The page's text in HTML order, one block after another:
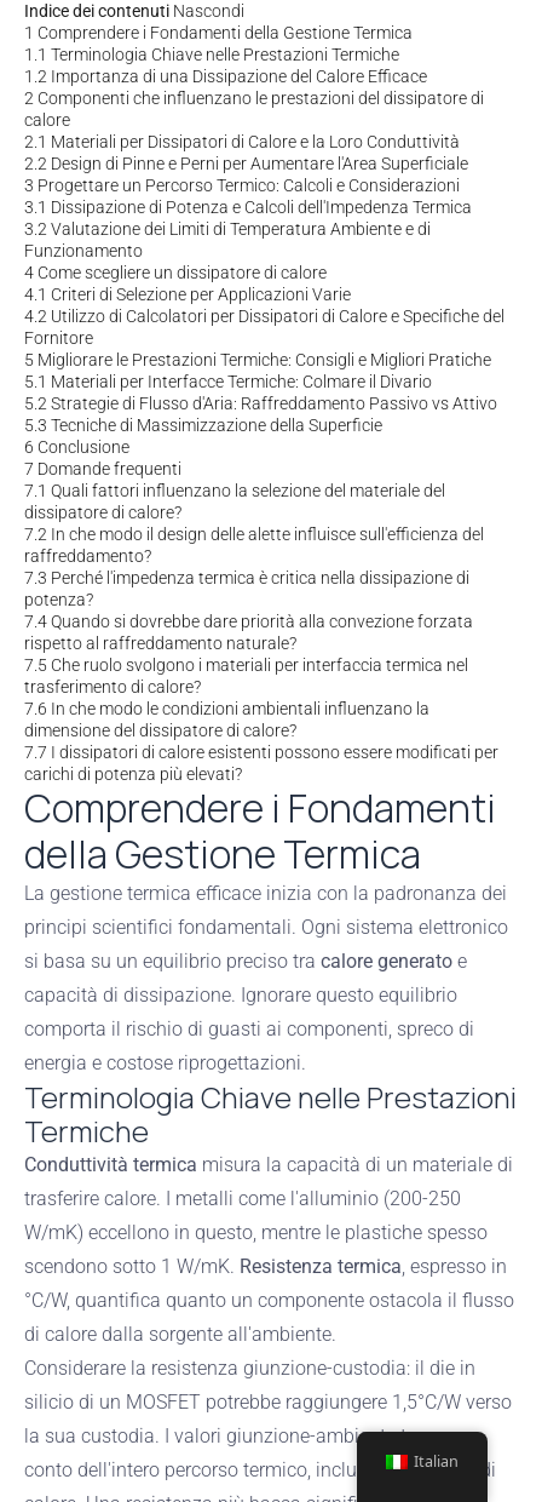
Indice dei contenuti Nascondi
1 Comprendere i Fondamenti della Gestione Termica
1.1 Terminologia Chiave nelle Prestazioni Termiche
1.2 Importanza di una Dissipazione del Calore Efficace
2 Componenti che influenzano le prestazioni del dissipatore di
calore
2.1 Materiali per Dissipatori di Calore e la Loro Conduttività
2.2 Design di Pinne e Perni per Aumentare l'Area Superficiale
3 Progettare un Percorso Termico: Calcoli e Considerazioni
3.1 Dissipazione di Potenza e Calcoli dell'Impedenza Termica
3.2Valutazione dei Limiti di Temperatura Ambiente e di
Funzionamento
4 Come scegliere un dissipatore di calore
4.1 Criteri di Selezione per Applicazioni Varie
4.2 Utilizzo di Calcolatori per Dissipatori di Calore e Specifiche del
Fornitore
5 Migliorare le Prestazioni Termiche: Consigli e Migliori Pratiche
5.1 Materiali per Interfacce Termiche: Colmare il Divario
5.2Strategie di Flusso d'Aria: Raffreddamento Passivo vs Attivo
5.3 Tecniche di Massimizzazione della Superficie
6 Conclusione
7 Domande frequenti
7.1 Quali fattori influenzano la selezione del materiale del
dissipatore di calore?
7.2 In che modo il design delle alette influisce sull'efficienza del
raffreddamento?
7.3 Perché l'impedenza termica è critica nella dissipazione di
potenza?
7.4Quando si dovrebbe dare priorità alla convezione forzata
rispetto al raffreddamento naturale?
7.5 Che ruolo svolgono i materiali per interfaccia termica nel
trasferimento di calore?
7.6 In che modo le condizioni ambientali influenzano la
dimensione del dissipatore di calore?
7.7 I dissipatori di calore esistenti possono essere modificati per
carichi di potenza più elevati?
Comprendere i Fondamenti
della Gestione Termica
La gestione termica efficace inizia con la padronanza dei
principi scientifici fondamentali. Ogni sistema elettronico
si basa su un equilibrio preciso tra calore generato e
capacità di dissipazione. Ignorare questo equilibrio
comporta il rischio di guasti ai componenti, spreco di
energia e costose riprogettazioni.
Terminologia Chiave nelle Prestazioni
Termiche
Conduttività termica misura la capacità di un materiale di
trasferire calore. I metalli come l'alluminio (200-250
W/mK) eccellono in questo, mentre le plastiche spesso
scendono sotto 1 W/mK. Resistenza termica, espresso in
°C/W, quantifica quanto un componente ostacola il flusso
di calore dalla sorgente all'ambiente.
Considerare la resistenza giunzione-custodia: il die in
silicio di un MOSFET potrebbe raggiungere 1,5°C/W verso
la sua custodia. I valori giunzione-ambiente tengono
conto dell'intero percorso termico, inclusi i dissipatori di
Italian